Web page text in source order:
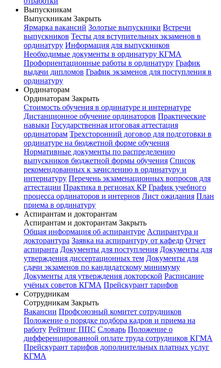
Выпускникам
Выпускникам Закрыть
Ярмарка вакансий Золотые выпускники Встречи
выпускников Тесты для вступительных экзаменов в
ординатуру Информация для выпускников
Необходимые документы в ординатуру КГМА
Профориентационные работы в ординатуру График
выдачи дипломов График экзаменов для поступления в
ординатуру
Ординаторам
Ординаторам Закрыть
Стоимость обучения в ординатуре и интернатуре
Дистанционное обучение ординаторов Практические
навыки Государственная итоговая аттестация
ординаторам Трехсторонний договор для подготовки в
ординатуре на бюджетной форме обучения
Нормативные документы по распределению
выпускников бюджетной формы обучения Список
рекомендованных к зачислению в ординатуру и
интернатуру Перечень экзаменационных вопросов для
аттестации Практика в регионах КР График учебного
процесса ординаторов и интернов Лист ожидания План
приема в ординатуру
Аспирантам и докторантам
Аспирантам и докторантам Закрыть
Общая информация об аспирантуре Аспирантура и
докторантура Заявка на аспирантуру от кафедр Отчет
аспиранта Документы для поступления Документы для
утверждения диссертационных тем Документы для
сдачи экзаменов по кандидатскому минимуму
Документы для утверждения докторской Расписание
учёных советов КГМА Прейскурант тарифов
Сотрудникам
Сотрудникам Закрыть
Вакансии Профсоюзный комитет сотрудников
Положение о порядке подбора кадров и приема на
работу Рейтинг ППС Словарь Положение о
дифференцированной оплате труда сотрудников КГМА
Прейскурант тарифов дополнительных платных услуг
КГМА